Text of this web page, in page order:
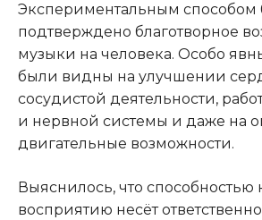
Экспериментальным способом
подтверждено благотворное
музыки на человека. Особо
были видны на улучшении
сосудистой деятельности,
и нервной системы и даже на
двигательные возможности.
Выяснилось, что
восприятию несёт